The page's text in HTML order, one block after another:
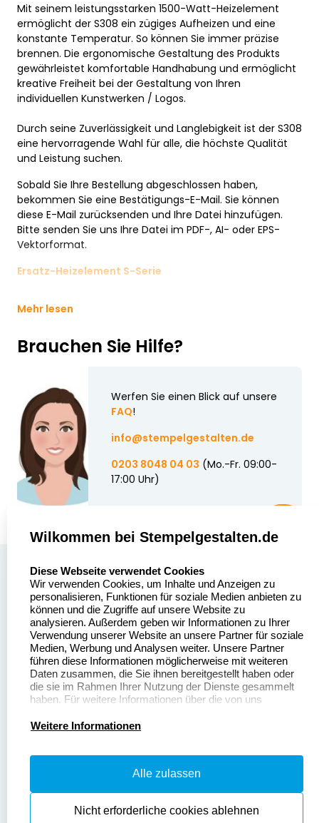
Mit seinem leistungsstarken 1500-Watt-Heizelement
ermöglicht der S308 ein zügiges Aufheizen und eine
konstante Temperatur. So können Sie immer präzise
brennen. Die ergonomische Gestaltung des Produkts
gewährleistet komfortable Handhabung und ermöglicht
kreative Freiheit bei der Gestaltung von Ihren
individuellen Kunstwerken / Logos.
Durch seine Zuverlässigkeit und Langlebigkeit ist der S308
eine hervorragende Wahl für alle, die höchste Qualität
und Leistung suchen.
Sobald Sie Ihre Bestellung abgeschlossen haben,
bekommen Sie eine Bestätigungs-E-Mail. Sie können
diese E-Mail zurücksenden und Ihre Datei hinzufügen.
Bitte senden Sie uns Ihre Datei im PDF-, AI- oder EPS-
Vektorformat.
Ersatz-Heizelement S-Serie
Mehr lesen
Brauchen Sie Hilfe?
Werfen Sie einen Blick auf unsere
FAQ!
info@stempelgestalten.de
0203 8048 04 03 (Mo.-Fr. 09:00-
17:00 Uhr)
Stempelgestalten.de
Asterlager Straße 97
47228 Duisburg
Deutschland
Über uns
Sitemap
Alle
Stempelinformationen
Dateivorgaben
Fragen & Antworten
Datenschutzerklärung
Widerrufsrecht
Zahlung & Versand
Widerruf & Rückgabe
Wilkommen bei Stempelgestalten.de
Diese Webseite verwendet Cookies
Wir verwenden Cookies, um Inhalte und Anzeigen zu
personalisieren, Funktionen für soziale Medien anbieten zu
können und die Zugriffe auf unsere Website zu
analysieren. Außerdem geben wir Informationen zu Ihrer
Verwendung unserer Website an unsere Partner für soziale
Medien, Werbung und Analysen weiter. Unsere Partner
führen diese Informationen möglicherweise mit weiteren
Daten zusammen, die Sie ihnen bereitgestellt haben oder
die sie im Rahmen Ihrer Nutzung der Dienste gesammelt
haben. Für weitere Informationen über die von uns
Datenschutzerklärung.
Weitere Informationen
Alle zulassen
Nicht erforderliche cookies ablehnen